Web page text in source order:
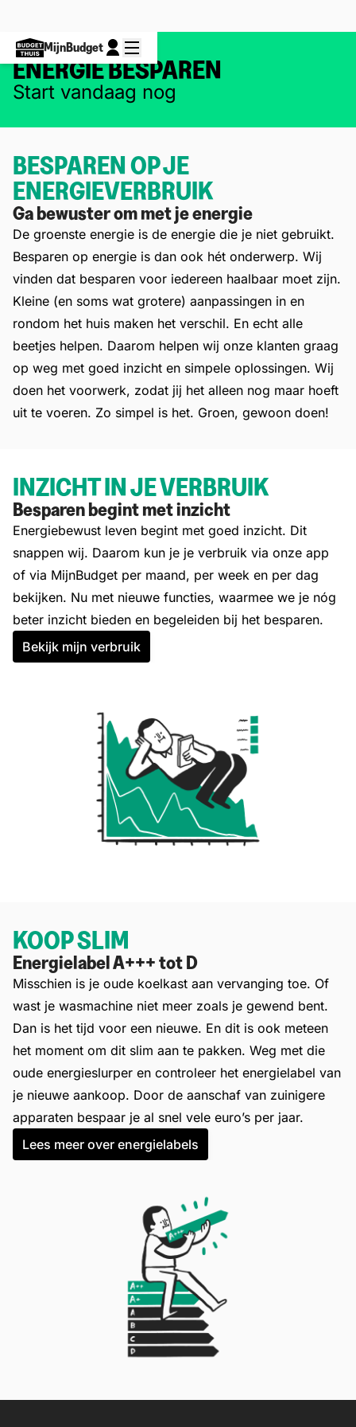
MijnBudget
ENERGIE BESPAREN
Start vandaag nog
BESPAREN OP JE
ENERGIEVERBRUIK
Ga bewuster om met je energie
De groenste energie is de energie die je niet gebruikt.
Besparen op energie is dan ook hét onderwerp. Wij
vinden dat besparen voor iedereen haalbaar moet zijn.
Kleine (en soms wat grotere) aanpassingen in en
rondom het huis maken het verschil. En echt alle
beetjes helpen. Daarom helpen wij onze klanten graag
op weg met goed inzicht en simpele oplossingen. Wij
doen het voorwerk, zodat jij het alleen nog maar hoeft
uit te voeren. Zo simpel is het. Groen, gewoon doen!
INZICHT IN JE VERBRUIK
Besparen begint met inzicht
Energiebewust leven begint met goed inzicht. Dit
snappen wij. Daarom kun je je verbruik via onze app
of via MijnBudget per maand, per week en per dag
bekijken. Nu met nieuwe functies, waarmee we je nóg
beter inzicht bieden en begeleiden bij het besparen.
Bekijk mijn verbruik
KOOP SLIM
Energielabel A+++ tot D
Misschien is je oude koelkast aan vervanging toe. Of
wast je wasmachine niet meer zoals je gewend bent.
Dan is het tijd voor een nieuwe. En dit is ook meteen
het moment om dit slim aan te pakken. Weg met die
oude energieslurper en controleer het energielabel van
je nieuwe aankoop. Door de aanschaf van zuinigere
apparaten bespaar je al snel vele euro’s per jaar.
Lees meer over energielabels